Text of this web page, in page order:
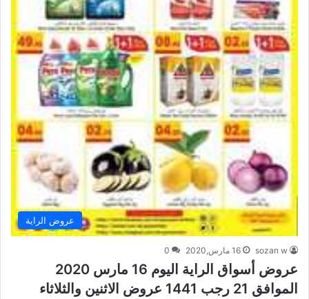
عروض الراية
sozan w 16 مارس,2020 0
عروض أسواق الراية اليوم 16 مارس 2020
الموافق 21 رجب 1441 عروض الاثنين والثلاثاء